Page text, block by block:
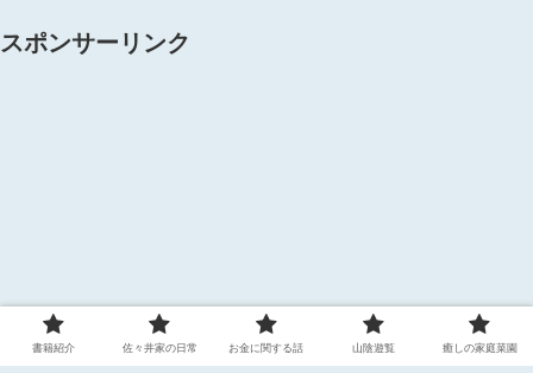
スポンサーリンク
書籍紹介 佐々井家の日常 お金に関する話 山陰遊覧 癒しの家庭菜園